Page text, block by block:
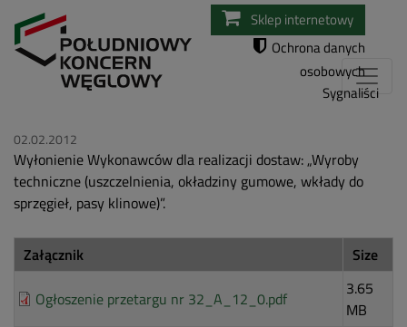
Przejdź
do
Sklep internetowy
Ochrona danych
osobowych
Sygnaliści
02.02.2012
Wyłonienie Wykonawców dla realizacji dostaw: „Wyroby
techniczne (uszczelnienia, okładziny gumowe, wkłady do
sprzęgieł, pasy klinowe)”.
Załącznik Size
Ogłoszenie przetargu nr 32_A_12_0.pdf
3.65
MB